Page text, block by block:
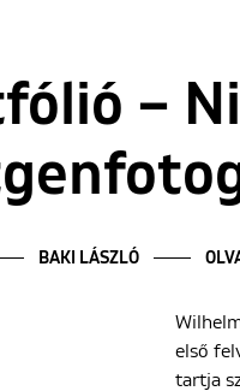
–
BAKI LÁSZLÓ
első
tartja